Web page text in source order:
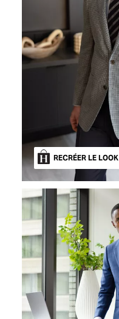
RECRÉER LE LOOK